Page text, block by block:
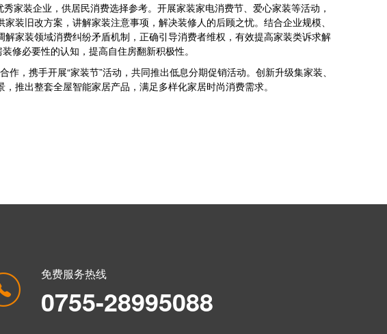
装企业，供居民消费选择参考。开展家装家电消费节、爱心家装等活动，
装旧改方案，讲解家装注意事项，解决装修人的后顾之忧。结合企业规模、
家装领域消费纠纷矛盾机制，正确引导消费者维权，有效提高家装类诉求解
修必要性的认知，提高自住房翻新积极性。
携手开展“家装节”活动，共同推出低息分期促销活动。创新升级集家装、
推出整套全屋智能家居产品，满足多样化家居时尚消费需求。
免费服务热线
0755-28995088